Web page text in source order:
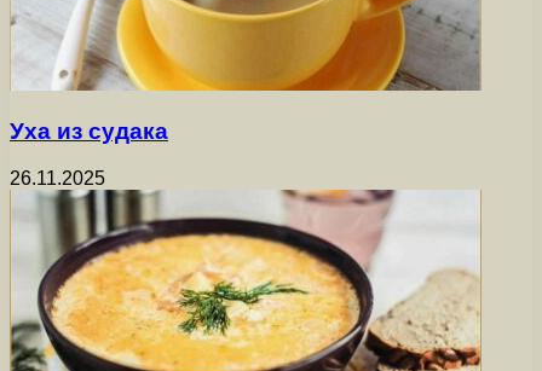
Уха из судака
26.11.2025